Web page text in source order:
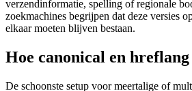
verzendinformatie, spelling of regionale
zoekmachines begrijpen dat deze versies
elkaar moeten blijven bestaan.
Hoe canonical en
De schoonste setup voor meertalige of